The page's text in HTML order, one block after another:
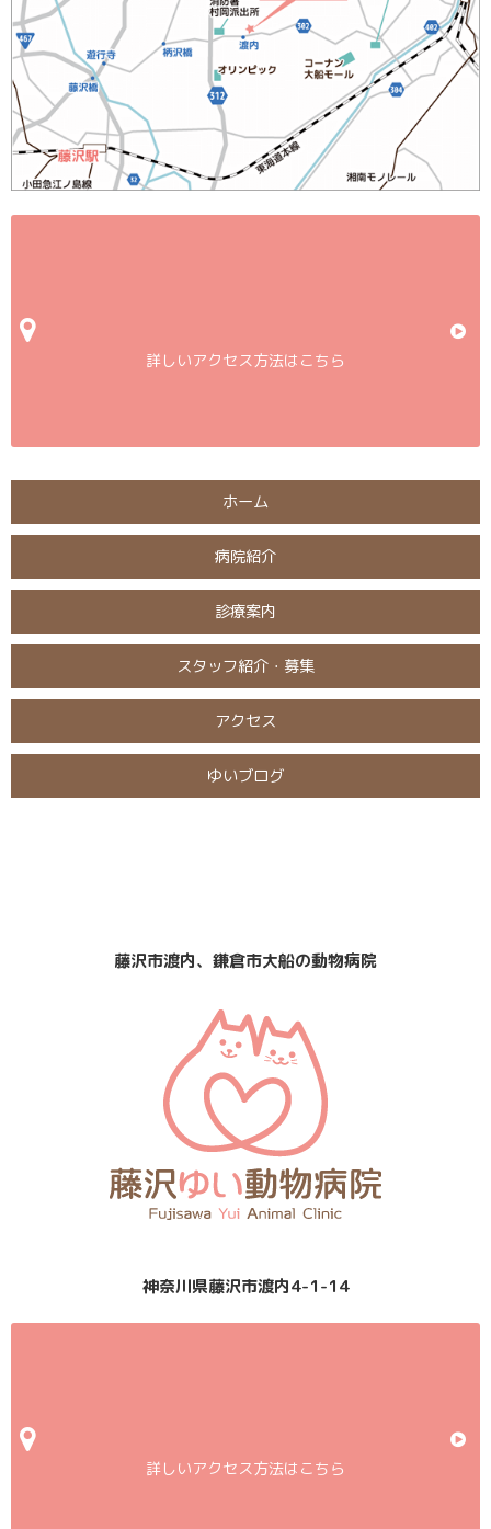
詳しいアクセス方法はこちら
ホーム
病院紹介
診療案内
スタッフ紹介・募集
アクセス
ゆいブログ
藤沢市渡内、鎌倉市大船の動物病院
神奈川県藤沢市渡内4-1-14
詳しいアクセス方法はこちら